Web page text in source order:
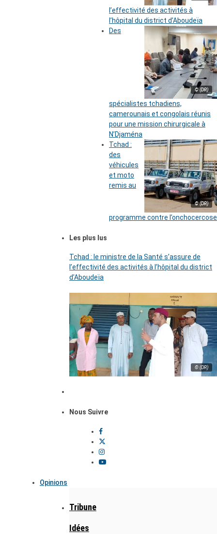
l’effectivité des activités à
l’hôpital du district d’Aboudeïa
© (DR)
Des
spécialistes tchadiens,
camerounais et congolais réunis
pour une mission chirurgicale à
N’Djaména
© (DR)
Tchad :
des
véhicules
et moto
remis au
programme contre l’onchocercose
Les plus lus
Tchad : le ministre de la Santé s’assure de
l’effectivité des activités à l’hôpital du district
d’Aboudeïa
© (DR)
Nous Suivre
Opinions
Tribune
Idées